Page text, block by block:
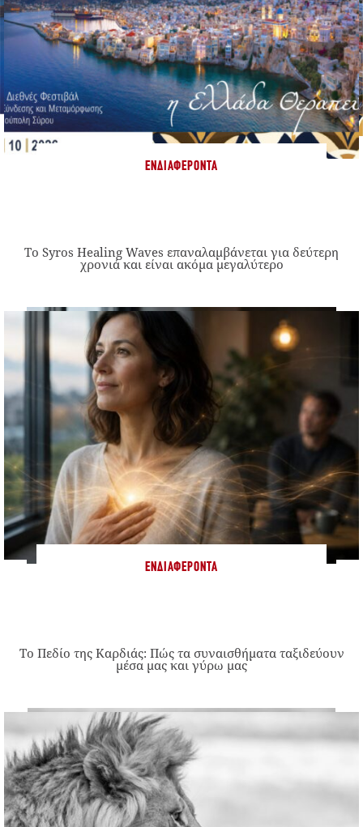
ΕΝΔΙΑΦΈΡΟΝΤΑ
Το Syros Healing Waves επαναλαμβάνεται για δεύτερη
χρονιά και είναι ακόμα μεγαλύτερο
ΕΝΔΙΑΦΈΡΟΝΤΑ
Το Πεδίο της Καρδιάς: Πώς τα συναισθήματα ταξιδεύουν
μέσα μας και γύρω μας